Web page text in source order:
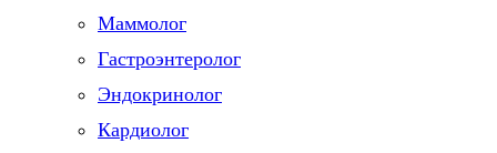
Маммолог
Гастроэнтеролог
Эндокринолог
Кардиолог